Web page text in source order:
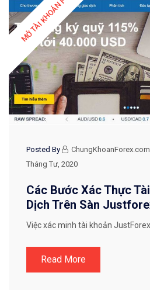
MỞ TÀI KHOẢN FOREX
Posted By ChungKhoanForex.com
Tháng Tư, 2020
Các Bước Xác Thực
Dịch Trên Sàn
Việc xác minh tài khoản
Read More